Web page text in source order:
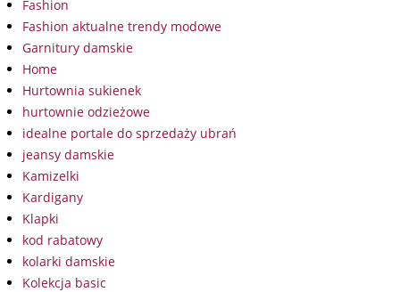
Fashion
Fashion aktualne trendy modowe
Garnitury damskie
Home
Hurtownia sukienek
hurtownie odzieżowe
idealne portale do sprzedaży ubrań
jeansy damskie
Kamizelki
Kardigany
Klapki
kod rabatowy
kolarki damskie
Kolekcja basic